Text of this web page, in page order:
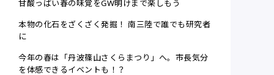
甘酸っぱい春の味覚をGW明けまで楽しもう
本物の化石をざくざく発掘！ 南三陸で誰でも研究者
に
今年の春は「丹波篠山さくらまつり」へ。市長気分
を体感できるイベントも！？